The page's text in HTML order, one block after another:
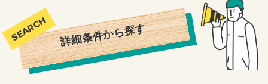
詳細条件から探す